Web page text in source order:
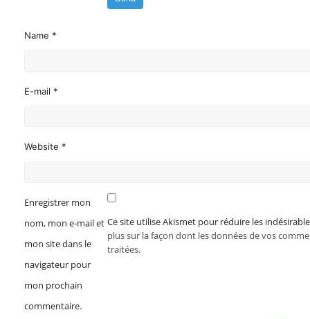
Name *
E-mail *
Website *
Enregistrer mon
nom, mon e-mail et
mon site dans le
navigateur pour
mon prochain
commentaire.
Ce site utilise Akismet pour réduire les
plus sur la façon dont les données de vos
traitées.